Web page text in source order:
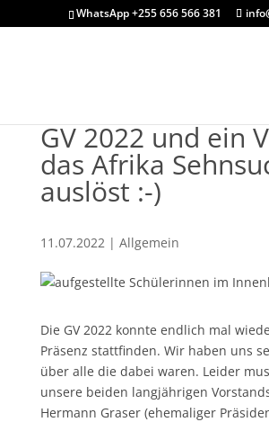
WhatsApp +255 656 566 381
GV 2022 und ein
das Afrika
auslöst :-)
11.07.2022| Allgemein
Die GV 2022 konnte endlich mal
Präsenz stattfinden. Wir haben uns
über alle die dabei waren. Leider
unsere beiden langjährigen
Hermann Graser (ehemaliger